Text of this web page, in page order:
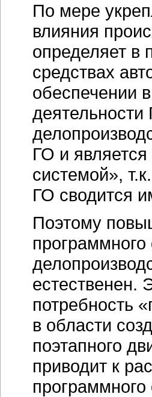
По мере
влияния
определяет в
средствах
обеспечении
деятельности
ГО и
системой»,
ГО сводится
Поэтому
естественен.
потребность
в области
поэтапного
приводит к